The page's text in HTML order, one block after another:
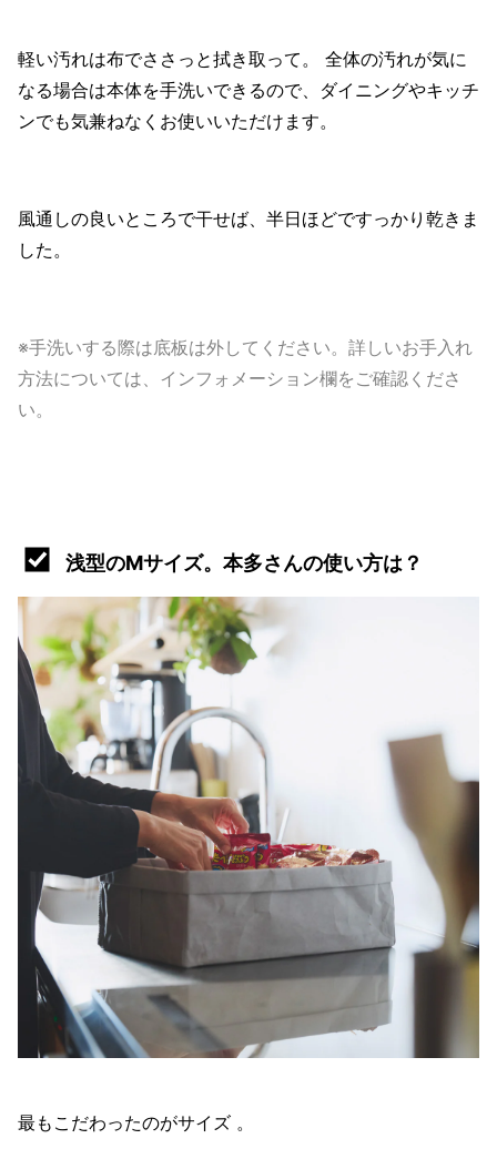
軽い汚れは布でささっと拭き取って。 全体の汚れが気に
なる場合は本体を手洗いできるので、ダイニングやキッチ
ンでも気兼ねなくお使いいただけます。
風通しの良いところで干せば、半日ほどですっかり乾きま
した。
※手洗いする際は底板は外してください。詳しいお手入れ
方法については、インフォメーション欄をご確認くださ
い。
浅型のMサイズ。本多さんの使い方は？
最もこだわったのがサイズ 。